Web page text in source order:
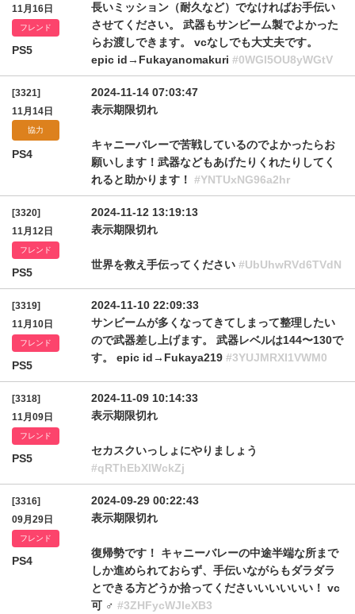
11月16日
フレンド
PS5
長いミッション（耐久など）でなければお手伝い
させてください。 武器もサンビーム製でよかった
らお渡しできます。 vcなしでも大丈夫です。
epic id→Fukayanomakuri #0WGl5OU8yWGtV
[3321]
11月14日
協力
PS4
2024-11-14 07:03:47
表示期限切れ
キャニーバレーで苦戦しているのでよかったらお
願いします！武器などもあげたりくれたりしてく
れると助かります！ #YNTUxNG96a2hr
[3320]
11月12日
フレンド
PS5
2024-11-12 13:19:13
表示期限切れ
世界を救え手伝ってください #UbUhwRVd6TVdN
[3319]
11月10日
フレンド
PS5
2024-11-10 22:09:33
サンビームが多くなってきてしまって整理したい
ので武器差し上げます。 武器レベルは144〜130で
す。 epic id→Fukaya219 #3YUJMRXI1VWM0
[3318]
11月09日
フレンド
PS5
2024-11-09 10:14:33
表示期限切れ
セカスクいっしょにやりましょう
#qRThEbXlWckZj
[3316]
09月29日
フレンド
PS4
2024-09-29 00:22:43
表示期限切れ
復帰勢です！ キャニーバレーの中途半端な所まで
しか進められておらず、手伝いながらもダラダラ
とできる方どうか拾ってくださいいいいいい！ vc
可 ♂︎ #3ZHFycWJIeXB3